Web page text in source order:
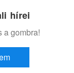
hírei
a gombra!